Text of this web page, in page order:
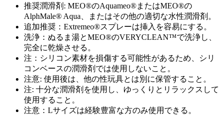
推奨潤滑剤: MEO®のAquameo®またはMEO®の
AlphMale® Aqua、またはその他の適切な水性潤滑剤。
追加推奨：Extremeo®スプレーは挿入を容易にする。
洗浄：ぬるま湯とMEO®のVERYCLEAN™で洗浄し、
完全に乾燥させる。
注：シリコン素材を損傷する可能性があるため、シリ
コンベースの潤滑剤では使用しないこと。
注意: 使用後は、他の性玩具とは別に保管すること。
注: 十分な潤滑剤を使用し、ゆっくりとリラックスして
使用すること。
注意：Lサイズは経験豊富な方のみ使用できる。